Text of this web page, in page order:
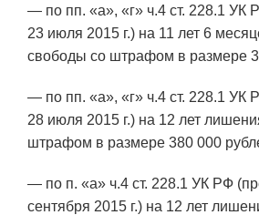
— по пп. «а», «г» ч.4 ст. 228.1 УК
23 июля 2015 г.) на 11 лет 6
свободы со штрафом в размере
— по пп. «а», «г» ч.4 ст. 228.1 УК
28 июля 2015 г.) на 12 лет
штрафом в размере 380 000
— по п. «а» ч.4 ст. 228.1 УК РФ
сентября 2015 г.) на 12 лет